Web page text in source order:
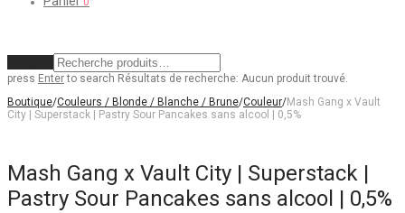
press Enterto search Résultats de recherche: Aucun produit trouvé.
Boutique/Couleurs / Blonde / Blanche / Brune/Couleur/Mash Gang x Vault
City | Superstack | Pastry Sour Pancakes sans alcool | 0,5%
Mash Gang x Vault City | Superstack |
Pastry Sour Pancakes sans alcool | 0,5%